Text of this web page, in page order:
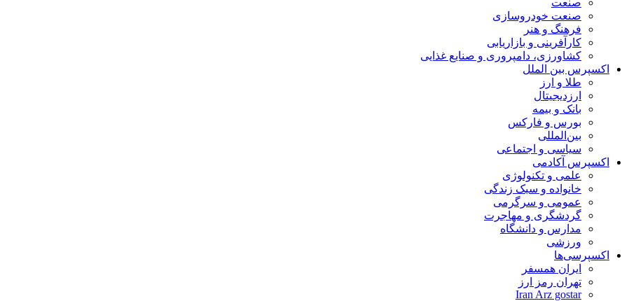
صنعت
صنعت خودروسازی
فرهنگ و هنر
کارآفرینی و بازاریابی
کشاورزی، دامپروری و صنایع غذایی
اکسپرس بین الملل
طلا و ارز
ارزدیجیتال
بانک و بیمه
بورس و فارکس
بین‌المللی
سیاسی و اجتماعی
اکسپرس آکادمی
علمی و تکنولوژی
خانواده و سبک زندگی
عمومی و سرگرمی
گردشگری و مهاجرت
مدارس و دانشگاه
ورزشی
اکسپرسی‌ها
ایران همسفر
تهران رمز ارز
Iran Arz gostar